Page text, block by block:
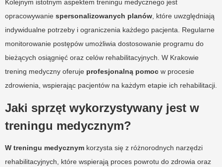
Kolejnym istotnym aspektem treningu medycznego jest
opracowywanie spersonalizowanych planów , które uwzględniają
indywidualne potrzeby i ograniczenia każdego pacjenta. Regularne
monitorowanie postępów umożliwia dostosowanie programu do
bieżących osiągnięć oraz celów rehabilitacyjnych. W Krakowie
trening medyczny oferuje profesjonalną pomoc w procesie
zdrowienia, wspierając pacjentów na każdym etapie ich rehabilitacji.
Jaki sprzęt wykorzystywany jest w
treningu medycznym?
W treningu medycznym korzysta się z różnorodnych narzędzi
rehabilitacyjnych, które wspierają proces powrotu do zdrowia oraz